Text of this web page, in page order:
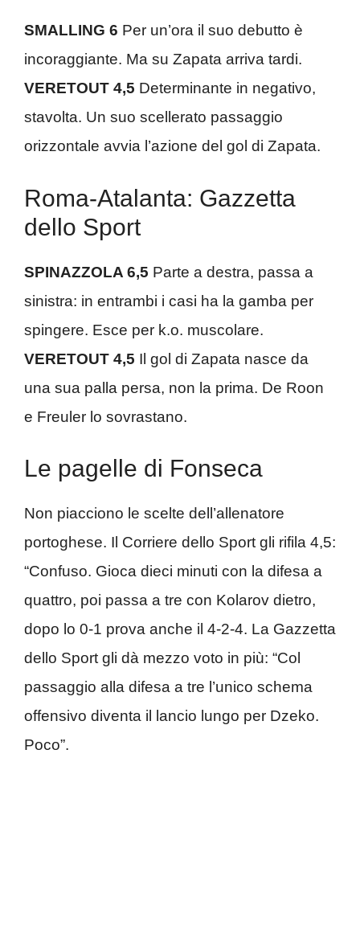
SMALLING 6 Per un’ora il suo debutto è
incoraggiante. Ma su Zapata arriva tardi.
VERETOUT 4,5 Determinante in negativo,
stavolta. Un suo scellerato passaggio
orizzontale avvia l’azione del gol di Zapata.
Roma-Atalanta: Gazzetta
dello Sport
SPINAZZOLA 6,5 Parte a destra, passa a
sinistra: in entrambi i casi ha la gamba per
spingere. Esce per k.o. muscolare.
VERETOUT 4,5 Il gol di Zapata nasce da
una sua palla persa, non la prima. De Roon
e Freuler lo sovrastano.
Le pagelle di Fonseca
Non piacciono le scelte dell’allenatore
portoghese. Il Corriere dello Sport gli rifila 4,5:
“Confuso. Gioca dieci minuti con la difesa a
quattro, poi passa a tre con Kolarov dietro,
dopo lo 0-1 prova anche il 4-2-4. La Gazzetta
dello Sport gli dà mezzo voto in più: “Col
passaggio alla difesa a tre l’unico schema
offensivo diventa il lancio lungo per Dzeko.
Poco”.